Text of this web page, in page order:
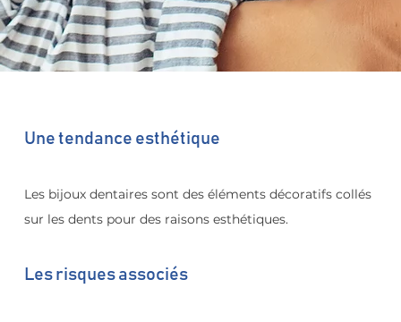
Une tendance esthétique
Les bijoux dentaires sont des éléments décoratifs collés
sur les dents pour des raisons esthétiques.
Les risques associés